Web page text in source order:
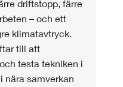
driftstopp, färre
– och ett
klimatavtryck.
till att
testa tekniken i
nära samverkan